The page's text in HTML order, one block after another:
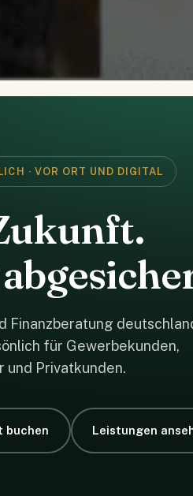
· VOR ORT UND DIGITAL
Finanzberatung
für Gewerbekunden,
und Privatkunden.
buchen Leistungen